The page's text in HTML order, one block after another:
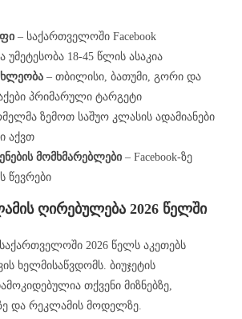
– საქართველოში Facebook
18-45 წლის ასაკია
– თბილისი, ბათუმი, გორი და
პრიმარული ტარგეტი
ზემოთ საშუო კლასის ადამიანები
აქვთ
მომხმარებლები – Facebook-ზე
წევრები
ღირებულება 2026 წელში
2026 წელს აკეთებს
ხელმისაწვდომს. ბიუჯეტის
თქვენი მიზნებზე,
და რეკლამის მოდელზე.